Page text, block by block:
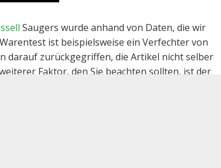
Saugers wurde anhand von Daten, die wir
ist beispielsweise ein Verfechter von
darauf zurückgegriffen, die Artikel nicht selber
Faktor, den Sie beachten sollten, ist der